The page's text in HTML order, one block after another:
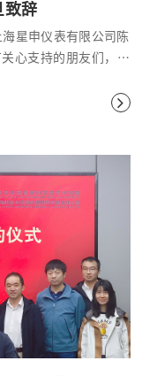
致辞
星申仪表有限公司陈
心支持的朋友们，致